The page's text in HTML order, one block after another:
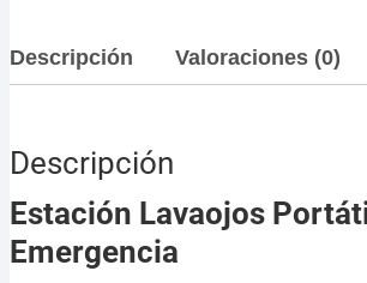
Descripción Valoraciones (0)
Descripción
Estación Lavaojos
Emergencia